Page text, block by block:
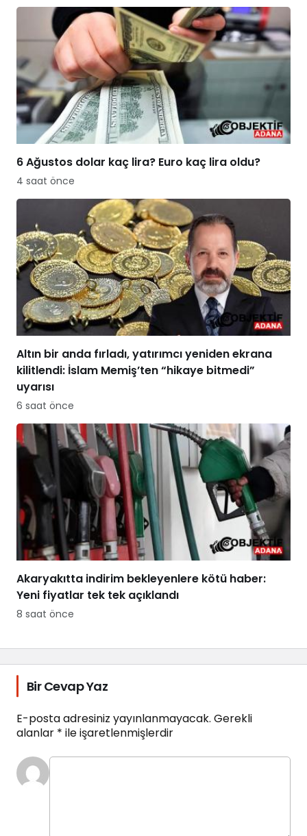
6 Ağustos dolar kaç lira? Euro kaç lira oldu?
4 saat önce
Altın bir anda fırladı, yatırımcı yeniden ekrana
kilitlendi: İslam Memiş’ten “hikaye bitmedi”
uyarısı
6 saat önce
Akaryakıtta indirim bekleyenlere kötü haber:
Yeni fiyatlar tek tek açıklandı
8 saat önce
Bir Cevap Yaz
E-posta adresiniz yayınlanmayacak. Gerekli
alanlar * ile işaretlenmişlerdir